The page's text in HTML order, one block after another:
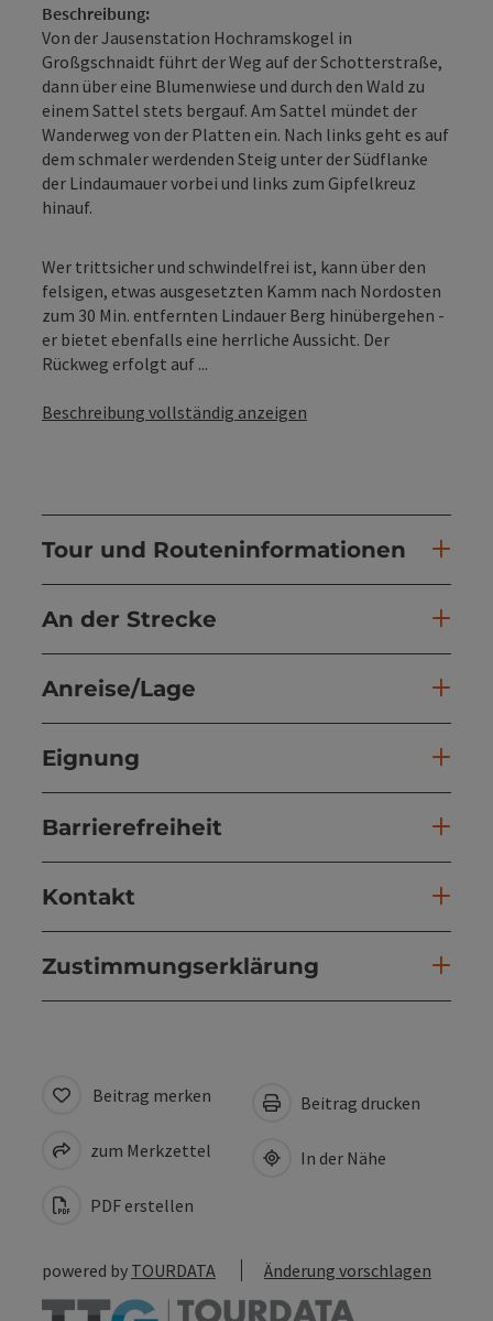
Beschreibung:
Von der Jausenstation Hochramskogel in
Großgschnaidt führt der Weg auf der Schotterstraße,
dann über eine Blumenwiese und durch den Wald zu
einem Sattel stets bergauf. Am Sattel mündet der
Wanderweg von der Platten ein. Nach links geht es auf
dem schmaler werdenden Steig unter der Südflanke
der Lindaumauer vorbei und links zum Gipfelkreuz
hinauf.
Wer trittsicher und schwindelfrei ist, kann über den
felsigen, etwas ausgesetzten Kamm nach Nordosten
zum 30 Min. entfernten Lindauer Berg hinübergehen -
er bietet ebenfalls eine herrliche Aussicht. Der
Rückweg erfolgt auf ...
Beschreibung vollständig anzeigen
Tour und Routeninformationen
An der Strecke
Anreise/Lage
Eignung
Barrierefreiheit
Kontakt
Zustimmungserklärung
Beitrag merken
zum Merkzettel
PDF erstellen
Beitrag drucken
In der Nähe
powered by TOURDATA Änderung vorschlagen